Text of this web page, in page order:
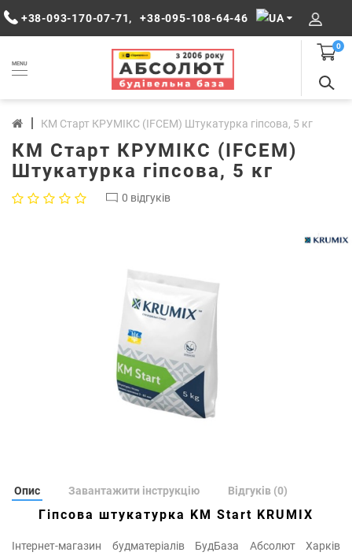
+38-093-170-07-71, +38-095-108-64-46
MENU
0
КМ Старт КРУМІКС (IFCEM) Штукатурка гіпсова, 5 кг
КМ Старт КРУМІКС (IFCEM)
Штукатурка гіпсова, 5 кг
0 відгуків
Опис Завантажити інструкцію Відгуків (0)
Гіпсова штукатурка KM Start KRUMIX
Інтернет-магазин будматеріалів БудБаза Абсолют Харків